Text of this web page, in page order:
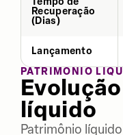
Recuperação
(Dias)
Lançamento
PATRIMÔNIO
líquido
Patrimônio